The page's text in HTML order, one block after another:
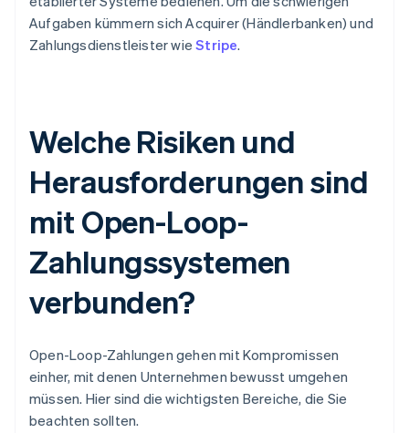
Aufgaben kümmern sich Acquirer (Händlerbanken) und
Zahlungsdienstleister wieStripe.
Welche Risiken und
Herausforderungen sind
mit Open-Loop-
Zahlungssystemen
verbunden?
Open-Loop-Zahlungen gehen mit Kompromissen
einher, mit denen Unternehmen bewusst umgehen
müssen. Hier sind die wichtigsten Bereiche, die Sie
beachten sollten.